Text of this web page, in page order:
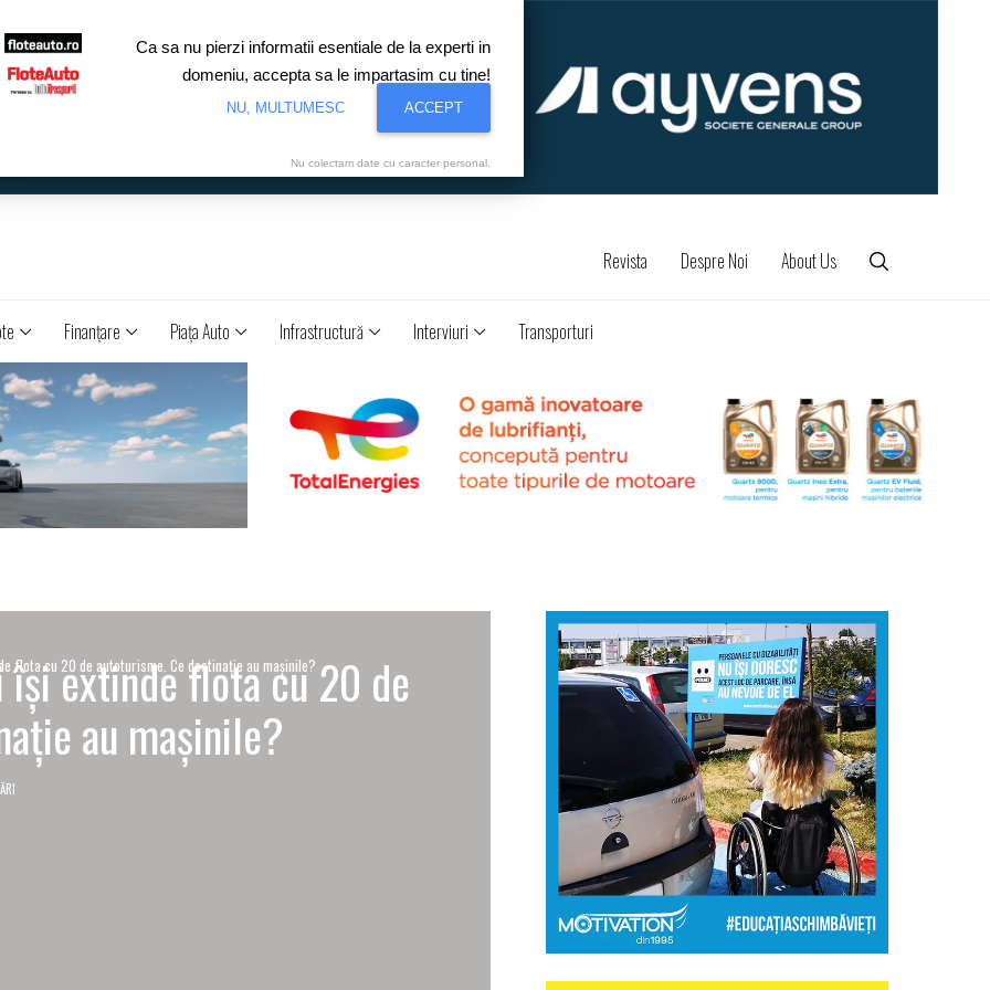
Revista Despre Noi About Us
Finanţare Piaţa Auto Infrastructură Interviuri Transporturi
flota cu 20 de autoturisme. Ce destinație au mașinile?
extinde flota cu 20 de
au mașinile?
Ca sa nu pierzi informatii esentiale de la experti in
domeniu, accepta sa le impartasim cu tine!
NU, MULTUMESC ACCEPT
Nu colectam date cu caracter personal.